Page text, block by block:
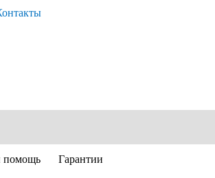
помощь Гарантии